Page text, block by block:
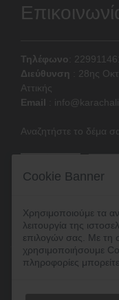
Τηλέφωνο :
Διεύθυνση
28ης
Αττικής
Email
Αναζητήστε το δέμα
Cookie Banner
Χρησιμοποιούμε τα
λειτουργία της
επιλογών σας. Με τη
χρησιμοποιήσουμε
πληροφορίες